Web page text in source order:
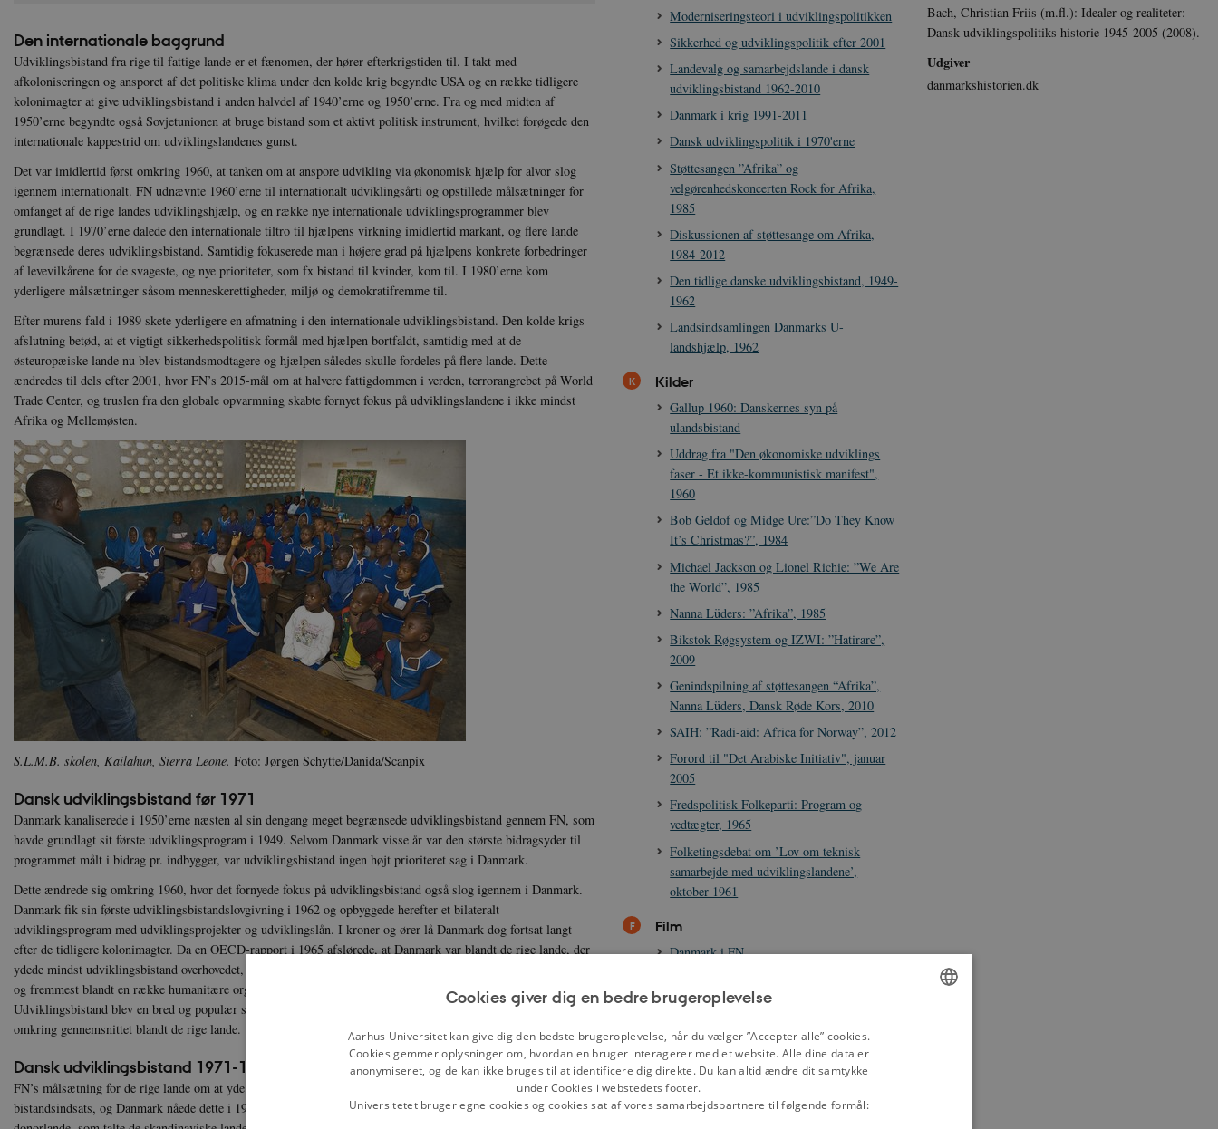
Den internationale baggrund
Udviklingsbistand fra rige til fattige lande er et fænomen, der hører efterkrigstiden til. I takt med
afkoloniseringen og ansporet af det politiske klima under den kolde krig begyndte USA og en række tidligere
kolonimagter at give udviklingsbistand i anden halvdel af 1940’erne og 1950’erne. Fra og med midten af
1950’erne begyndte også Sovjetunionen at bruge bistand som et aktivt politisk instrument, hvilket forøgede den
internationale kappestrid om udviklingslandenes gunst.
Det var imidlertid først omkring 1960, at tanken om at anspore udvikling via økonomisk hjælp for alvor slog
igennem internationalt. FN udnævnte 1960’erne til internationalt udviklingsårti og opstillede målsætninger for
omfanget af de rige landes udviklingshjælp, og en række nye internationale udviklingsprogrammer blev
grundlagt. I 1970’erne dalede den internationale tiltro til hjælpens virkning imidlertid markant, og flere lande
begrænsede deres udviklingsbistand. Samtidig fokuserede man i højere grad på hjælpens konkrete forbedringer
af levevilkårene for de svageste, og nye prioriteter, som fx bistand til kvinder, kom til. I 1980’erne kom
yderligere målsætninger såsom menneskerettigheder, miljø og demokratifremme til.
Efter murens fald i 1989 skete yderligere en afmatning i den internationale udviklingsbistand. Den kolde krigs
afslutning betød, at et vigtigt sikkerhedspolitisk formål med hjælpen bortfaldt, samtidig med at de
østeuropæiske lande nu blev bistandsmodtagere og hjælpen således skulle fordeles på flere lande. Dette
ændredes til dels efter 2001, hvor FN’s 2015-mål om at halvere fattigdommen i verden, terrorangrebet på World
Trade Center, og truslen fra den globale opvarmning skabte fornyet fokus på udviklingslandene i ikke mindst
Afrika og Mellemøsten.
S.L.M.B. skolen, Kailahun, Sierra Leone. Foto: Jørgen Schytte/Danida/Scanpix
Dansk udviklingsbistand før 1971
Danmark kanaliserede i 1950’erne næsten al sin dengang meget begrænsede udviklingsbistand gennem FN, som
havde grundlagt sit første udviklingsprogram i 1949. Selvom Danmark visse år var den største bidragsyder til
programmet målt i bidrag pr. indbygger, var udviklingsbistand ingen højt prioriteret sag i Danmark.
Dette ændrede sig omkring 1960, hvor det fornyede fokus på udviklingsbistand også slog igennem i Danmark.
Danmark fik sin første udviklingsbistandslovgivning i 1962 og opbyggede herefter et bilateralt
udviklingsprogram med udviklingsprojekter og udviklingslån. I kroner og ører lå Danmark dog fortsat langt
efter de tidligere kolonimagter. Da en OECD-rapport i 1965 afslørede, at Danmark var blandt de rige lande, der
ydede mindst udviklingsbistand overhovedet, skabte det et indenrigspolitisk pres for forøgede bevillinger, først
og fremmest blandt en række humanitære organisationer, ungdomsorganisationer og de politiske midterpartier.
Udviklingsbistand blev en bred og populær sag, og omkring 1970 var Danmark nået op på et niveau, som lå
omkring gennemsnittet blandt de rige lande.
Dansk udviklingsbistand 1971-1989
FN’s målsætning for de rige lande om at yde 0,7 % af BNI blev et væsentligt pejlemærke for den danske
bistandsindsats, og Danmark nåede dette i 1978. Danmark blev således medlem af en lille eksklusiv klub af
Moderniseringsteori i udviklingspolitikken
Sikkerhed og udviklingspolitik efter 2001
Landevalg og samarbejdslande i dansk
udviklingsbistand 1962-2010
Danmark i krig 1991-2011
Dansk udviklingspolitik i 1970'erne
Støttesangen ”Afrika” og
velgørenhedskoncerten Rock for Afrika,
1985
Diskussionen af støttesange om Afrika,
1984-2012
Den tidlige danske udviklingsbistand, 1949-
1962
Landsindsamlingen Danmarks U-
landshjælp, 1962
Kilder
Gallup 1960: Danskernes syn på
ulandsbistand
Uddrag fra "Den økonomiske udviklings
faser - Et ikke-kommunistisk manifest",
1960
Bob Geldof og Midge Ure:”Do They Know
It’s Christmas?”, 1984
Michael Jackson og Lionel Richie: ”We Are
the World”, 1985
Nanna Lüders: ”Afrika”, 1985
Bikstok Røgsystem og IZWI: ”Hatirare”,
2009
Genindspilning af støttesangen “Afrika”,
Nanna Lüders, Dansk Røde Kors, 2010
SAIH: ”Radi-aid: Africa for Norway”, 2012
Forord til "Det Arabiske Initiativ", januar
2005
Fredspolitisk Folkeparti: Program og
vedtægter, 1965
Folketingsdebat om ’Lov om teknisk
samarbejde med udviklingslandene’,
oktober 1961
Film
Danmark i FN
Dansk udviklingsbistand, efter 1949
Øvrige
Arbejdsspørgsmål til temaet ”Afrika i
støttesange, 1984-2012”
Bach, Christian Friis (m.fl.): Idealer og realiteter:
Dansk udviklingspolitiks historie 1945-2005 (2008).
Udgiver
danmarkshistorien.dk
Cookies giver dig en bedre brugeroplevelse
Aarhus Universitet kan give dig den bedste brugeroplevelse, når du vælger ”Accepter alle” cookies.
Cookies gemmer oplysninger om, hvordan en bruger interagerer med et website. Alle dine data er
anonymiseret, og de kan ikke bruges til at identificere dig direkte. Du kan altid ændre dit samtykke
under Cookies i webstedets footer.
Universitetet bruger egne cookies og cookies sat af vores samarbejdspartnere til følgende formål: